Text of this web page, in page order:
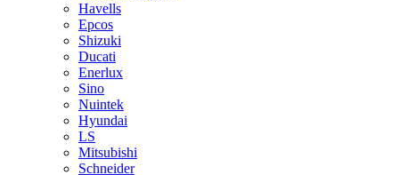
Havells
Epcos
Shizuki
Ducati
Enerlux
Sino
Nuintek
Hyundai
LS
Mitsubishi
Schneider